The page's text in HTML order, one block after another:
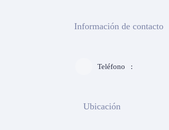
Información de contacto
Teléfono
Ubicación